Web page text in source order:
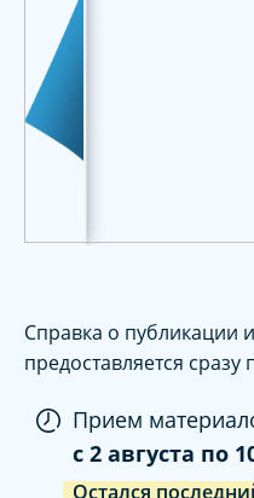
Справка о публикации
предоставляется сразу
Прием
c 2 августа по
Остался